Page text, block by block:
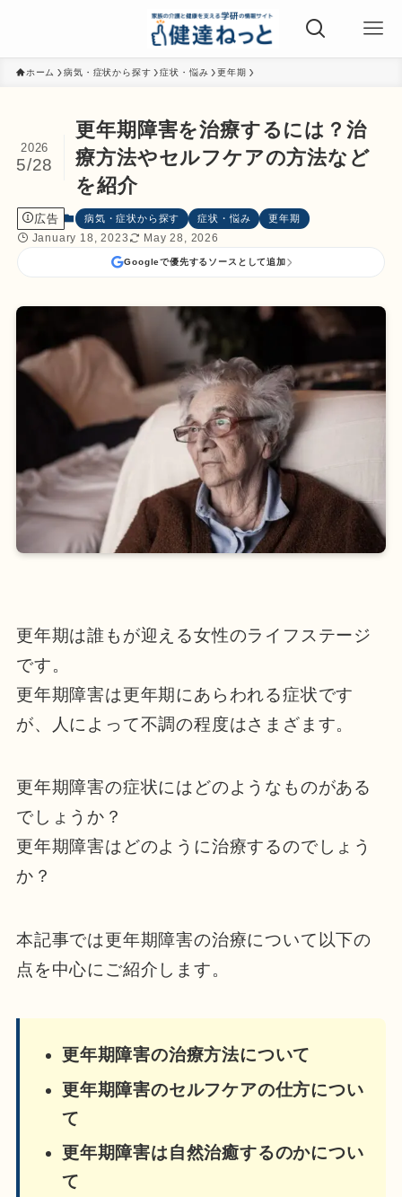
ホーム 病気・症状から探す 症状・悩み 更年期
更年期障害を治療するには？治
療方法やセルフケアの方法など
を紹介
2026
5/28
広告 病気・症状から探す 症状・悩み 更年期
January 18, 2023 May 28, 2026
Googleで優先するソースとして追加
更年期は誰もが迎える女性のライフステージ
です。
更年期障害は更年期にあらわれる症状です
が、人によって不調の程度はさまざます。
更年期障害の症状にはどのようなものがある
でしょうか？
更年期障害はどのように治療するのでしょう
か？
本記事では更年期障害の治療について以下の
点を中心にご紹介します。
更年期障害の治療方法について
更年期障害のセルフケアの仕方につい
て
更年期障害は自然治癒するのかについ
て